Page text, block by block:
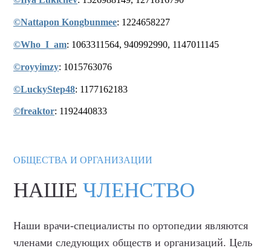
©Nattapon Kongbunmee: 1224658227
©Who_I_am: 1063311564, 940992990, 1147011145
©royyimzy: 1015763076
©LuckyStep48: 1177162183
©freaktor: 1192440833
ОБЩЕСТВА И ОРГАНИЗАЦИИ
НАШЕ ЧЛЕНСТВО
Наши врачи-специалисты по ортопедии являются
членами следующих обществ и организаций. Цель